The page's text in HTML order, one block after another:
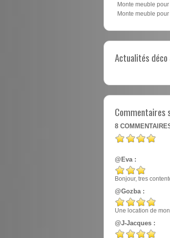
Monte meuble
Monte meuble
Actualités
Commentaires
8
@Eva :
Bonjour, tres
@Gozba :
Une location de
@J-Jacques :